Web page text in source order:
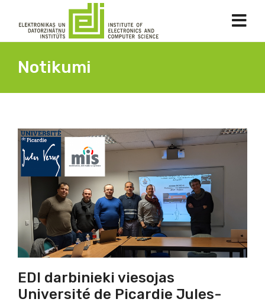
Notikumi
EDI darbinieki viesojas
Université de Picardie Jules-